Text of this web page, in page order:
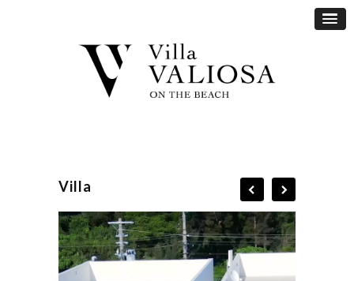
Villa